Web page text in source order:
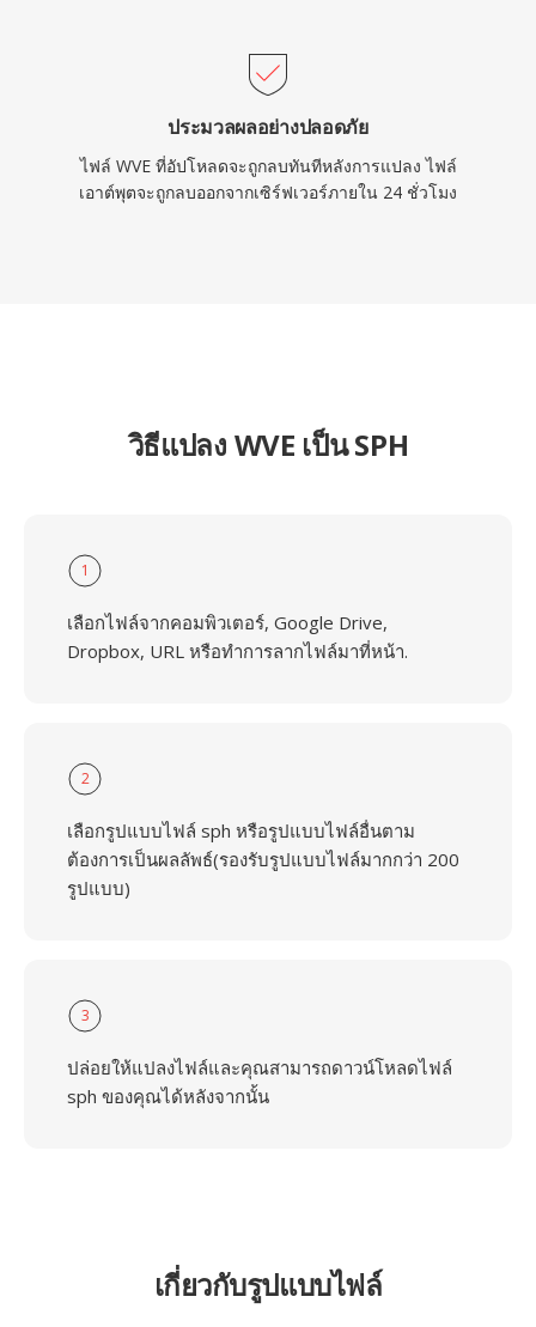
ประมวลผลอย่างปลอดภัย
ไฟล์ WVE ที่อัปโหลดจะถูกลบทันทีหลังการแปลง ไฟล์
เอาต์พุตจะถูกลบออกจากเซิร์ฟเวอร์ภายใน 24 ชั่วโมง
วิธีแปลง WVE เป็น SPH
1
เลือกไฟล์จากคอมพิวเตอร์, Google Drive,
Dropbox, URL หรือทำการลากไฟล์มาที่หน้า.
2
เลือกรูปแบบไฟล์ sph หรือรูปแบบไฟล์อื่นตาม
ต้องการเป็นผลลัพธ์(รองรับรูปแบบไฟล์มากกว่า 200
รูปแบบ)
3
ปล่อยให้แปลงไฟล์และคุณสามารถดาวน์โหลดไฟล์
sph ของคุณได้หลังจากนั้น
เกี่ยวกับรูปแบบไฟล์